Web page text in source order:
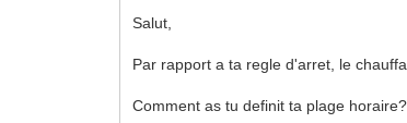
Salut,
Par rapport a ta regle d'arret, le
Comment as tu definit ta plage horaire?